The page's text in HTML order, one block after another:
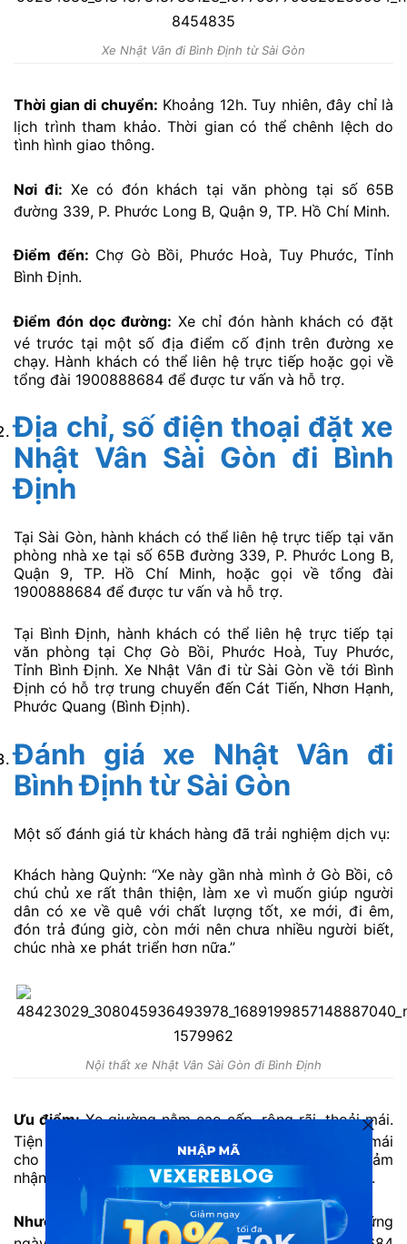
Xe Nhật Vân đi Bình Định từ Sài Gòn
Thời gian di chuyển: Khoảng 12h. Tuy nhiên, đây chỉ là
lịch trình tham khảo. Thời gian có thể chênh lệch do
tình hình giao thông.
Nơi đi: Xe có đón khách tại văn phòng tại số 65B
đường 339, P. Phước Long B, Quận 9, TP. Hồ Chí Minh.
Điểm đến: Chợ Gò Bồi, Phước Hoà, Tuy Phước, Tỉnh
Bình Định.
Điểm đón dọc đường: Xe chỉ đón hành khách có đặt
vé trước tại một số địa điểm cố định trên đường xe
chạy. Hành khách có thể liên hệ trực tiếp hoặc gọi về
tổng đài 1900888684 để được tư vấn và hỗ trợ.
Địa chỉ, số điện thoại đặt xe
Nhật Vân Sài Gòn đi Bình
Định
Tại Sài Gòn, hành khách có thể liên hệ trực tiếp tại văn
phòng nhà xe tại số 65B đường 339, P. Phước Long B,
Quận 9, TP. Hồ Chí Minh, hoặc gọi về tổng đài
1900888684 để được tư vấn và hỗ trợ.
Tại Bình Định, hành khách có thể liên hệ trực tiếp tại
văn phòng tại Chợ Gò Bồi, Phước Hoà, Tuy Phước,
Tỉnh Bình Định. Xe Nhật Vân đi từ Sài Gòn về tới Bình
Định có hỗ trợ trung chuyển đến Cát Tiến, Nhơn Hạnh,
Phước Quang (Bình Định).
Đánh giá xe Nhật Vân đi
Bình Định từ Sài Gòn
Một số đánh giá từ khách hàng đã trải nghiệm dịch vụ:
Khách hàng Quỳnh: “Xe này gần nhà mình ở Gò Bồi, cô
chú chủ xe rất thân thiện, làm xe vì muốn giúp người
dân có xe về quê với chất lượng tốt, xe mới, đi êm,
đón trả đúng giờ, còn mới nên chưa nhiều người biết,
chúc nhà xe phát triển hơn nữa.”
Nội thất xe Nhật Vân Sài Gòn đi Bình Định
Ưu điểm:Xe giường nằm cao cấp, rộng rãi, thoải mái.
Tiện ích đầy đủ, hiện đại mang lại trải nghiệm thoải mái
cho khách hàng. Nhân viên luôn quan tâm tới cảm
nhận của hành khách. Tài xế lái xe cẩn thận, an toàn.
Nhược điểm: Số lượng vé thường hết sớm vào những